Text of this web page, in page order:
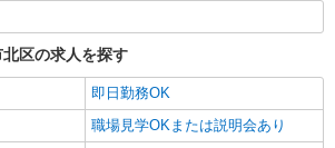
区の求人を探す
即日勤務OK
職場見学OKまたは説明会あり